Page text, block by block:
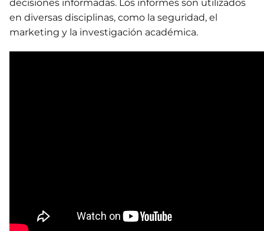
decisiones informadas. Los informes son utilizados
en diversas disciplinas, como la seguridad, el
marketing y la investigación académica.